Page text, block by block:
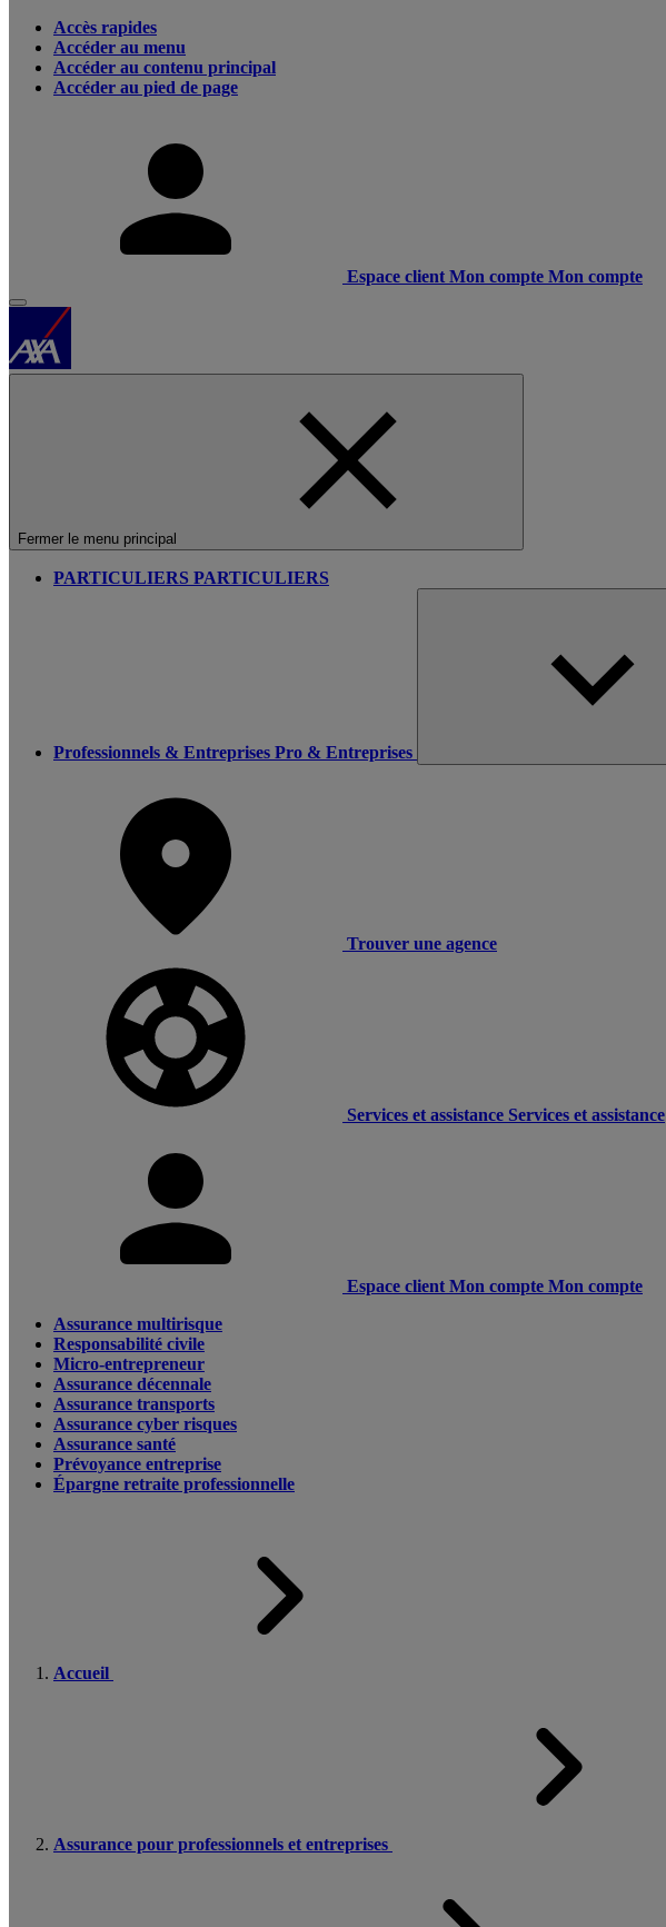
Accès rapides
Accéder au menu
Accéder au contenu principal
Accéder au pied de page
Espace client Mon compte Mon compte
Fermer le menu principal
PARTICULIERS PARTICULIERS
Professionnels & Entreprises Pro & Entreprises
Trouver une agence
Services et assistance Services et assistance
Espace client Mon compte Mon compte
Assurance multirisque
Responsabilité civile
Micro-entrepreneur
Assurance décennale
Assurance transports
Assurance cyber risques
Assurance santé
Prévoyance entreprise
Épargne retraite professionnelle
Accueil
Assurance pour professionnels et entreprises